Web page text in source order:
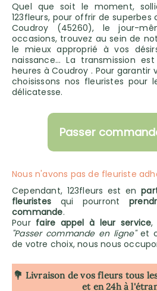
Quel que soit le moment,
123fleurs, pour offrir de
Coudroy (45260), le jour-
occasions, trouvez au sein de
le mieux approprié à vos
naissance… La transmission
heures à Coudroy . Pour garantir
choisissons nos fleuristes pour
délicatesse.
Passer
Nous n'avons pas de fleuriste
Cependant, 123fleurs est en
fleuristes qui pourront
commande.
Pour faire appel à leur service,
"Passer commande en ligne"et
de votre choix, nous nous
💐 Livraison de vos fleurs tous
et en 24h à